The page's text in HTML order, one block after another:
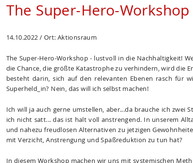
The Super-Hero-Workshop
14.10.2022 / Ort: Aktionsraum
The Super-Hero-Workshop - lustvoll in die Nachhaltigkeit!
die Chance, die größte Katastrophe zu verhindern, wird die
besteht darin, sich auf den relevanten Ebenen rasch für
Superheld_in? Nein, das will ich selbst machen!
Ich will ja auch gerne umstellen, aber...da brauche ich zwei
ich nicht satt... das ist halt voll anstrengend. In unserem
und nahezu freudlosen Alternativen zu jetzigen
mit Verzicht, Anstrengung und Spaßreduktion zu tun hat?
In diesem Workshop machen wir uns mit systemischen